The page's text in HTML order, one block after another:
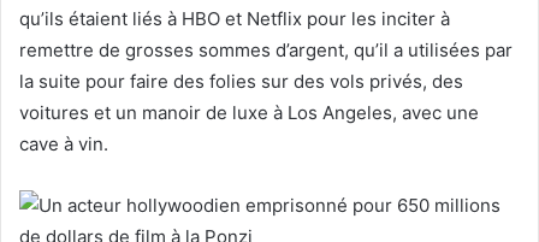
qu’ils étaient liés à HBO et Netflix pour les inciter à
remettre de grosses sommes d’argent, qu’il a utilisées par
la suite pour faire des folies sur des vols privés, des
voitures et un manoir de luxe à Los Angeles, avec une
cave à vin.